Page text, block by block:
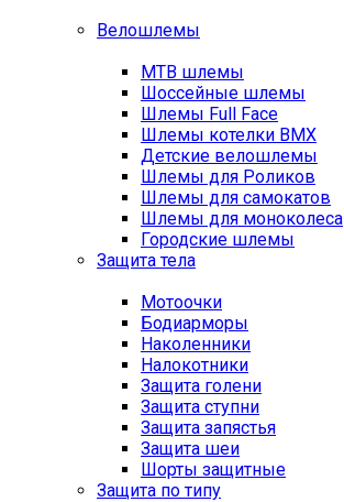
Велошлемы
MTB шлемы
Шоссейные шлемы
Шлемы Full Face
Шлемы котелки BMX
Детские велошлемы
Шлемы для Роликов
Шлемы для самокатов
Шлемы для моноколеса
Городские шлемы
Защита тела
Мотоочки
Бодиарморы
Наколенники
Налокотники
Защита голени
Защита ступни
Защита запястья
Защита шеи
Шорты защитные
Защита по типу